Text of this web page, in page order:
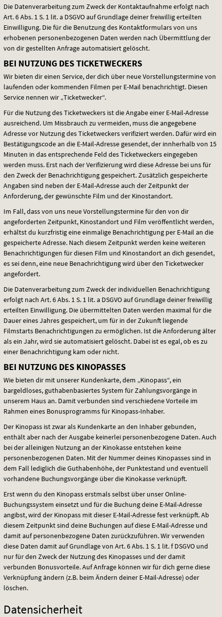
Die Datenverarbeitung zum Zweck der Kontaktaufnahme erfolgt nach
Art. 6 Abs. 1 S. 1 lit. a DSGVOauf Grundlage deiner freiwillig erteilten
Einwilligung. Die für die Benutzung des Kontaktformulars von uns
erhobenen personenbezogenen Daten werden nach Übermittlung der
von dir gestellten Anfrage automatisiert gelöscht.
BEI NUTZUNG DES TICKETWECKERS
Wir bieten dir einen Service, der dich über neue Vorstellungstermine von
laufenden oder kommenden Filmen per E-Mail benachrichtigt. Diesen
Service nennen wir „Ticketwecker“.
Für die Nutzung des Ticketweckers ist die Angabe einer E-Mail-Adresse
ausreichend. Um Missbrauch zu vermeiden, muss die angegebene
Adresse vor Nutzung des Ticketweckers verifiziert werden. Dafür wird ein
Bestätigungscode an die E-Mail-Adresse gesendet, der innherhalb von 15
Minuten in das entsprechende Feld des Ticketweckers eingegeben
werden muss. Erst nach der Verifizierung wird diese Adresse bei uns für
den Zweck der Benachrichtigung gespeichert. Zusätzlich gespeicherte
Angaben sind neben der E-Mail-Adresse auch der Zeitpunkt der
Anforderung, der gewünschte Film und der Kinostandort.
Im Fall, dass von uns neue Vorstellungstermine für den von dir
angeforderten Zeitpunkt, Kinostandort und Film veröffentlicht werden,
erhältst du kurzfristig eine einmalige Benachrichtigung per E-Mail an die
gespeicherte Adresse. Nach diesem Zeitpunkt werden keine weiteren
Benachrichtigungen für diesen Film und Kinostandort an dich gesendet,
es sei denn, eine neue Benachrichtigung wird über den Ticketwecker
angefordert.
Die Datenverarbeitung zum Zweck der individuellen Benachrichtigung
erfolgt nach Art. 6 Abs. 1 S. 1 lit. a DSGVOauf Grundlage deiner freiwillig
erteilten Einwilligung. Die übermittelten Daten werden maximal für die
Dauer eines Jahres gespeichert, um für in der Zukunft liegende
Filmstarts Benachrichtigungen zu ermöglichen. Ist die Anforderung älter
als ein Jahr, wird sie automatisiert gelöscht. Dabei ist es egal, ob es zu
einer Benachrichtigung kam oder nicht.
BEI NUTZUNG DES KINOPASSES
Wie bieten dir mit unserer Kundenkarte, dem „Kinopass“, ein
bargeldloses, guthabenbasiertes System für Zahlungsvorgänge in
unserem Haus an. Damit verbunden sind verschiedene Vorteile im
Rahmen eines Bonusprogramms für Kinopass-Inhaber.
Der Kinopass ist zwar als Kundenkarte an den Inhaber gebunden,
enthält aber nach der Ausgabe keinerlei personenbezogene Daten. Auch
bei der alleinigen Nutzung an der Kinokasse entstehen keine
personenbezogenen Daten. Mit der Nummer deines Kinopasses sind in
dem Fall lediglich die Guthabenhöhe, der Punktestand und eventuell
vorhandene Buchungsvorgänge über die Kinokasse verknüpft.
Erst wenn du den Kinopass erstmals selbst über unser Online-
Buchungssystem einsetzt und für die Buchung deine E-Mail-Adresse
angibst, wird der Kinopass mit dieser E-Mail-Adresse fest verknüpft. Ab
diesem Zeitpunkt sind deine Buchungen auf diese E-Mail-Adresse und
damit auf personenbezogene Daten zurückzuführen. Wir verwenden
diese Daten damit auf Grundlage von Art. 6 Abs. 1 S. 1 lit. fDSGVO und
nur für den Zweck der Nutzung des Kinopasses und der damit
verbunden Bonusvorteile. Auf Anfrage können wir für dich gerne diese
Verknüpfung ändern (z.B. beim Ändern deiner E-Mail-Adresse) oder
löschen.
Datensicherheit